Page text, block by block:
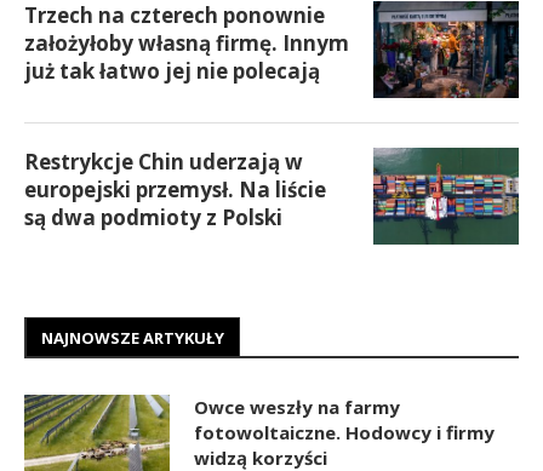
Trzech na czterech ponownie
założyłoby własną firmę. Innym
już tak łatwo jej nie polecają
Restrykcje Chin uderzają w
europejski przemysł. Na liście
są dwa podmioty z Polski
NAJNOWSZE ARTYKUŁY
Owce weszły na farmy
fotowoltaiczne. Hodowcy i firmy
widzą korzyści